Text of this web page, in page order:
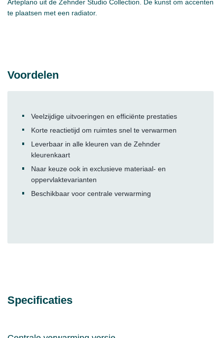
Arteplano uit de Zehnder Studio Collection. De kunst om accenten
te plaatsen met een radiator.
Voordelen
Veelzijdige uitvoeringen en efficiënte prestaties
Korte reactietijd om ruimtes snel te verwarmen
Leverbaar in alle kleuren van de Zehnder
kleurenkaart
Naar keuze ook in exclusieve materiaal- en
oppervlaktevarianten
Beschikbaar voor centrale verwarming
Specificaties